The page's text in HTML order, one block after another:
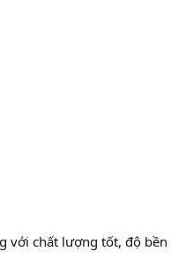
với chất lượng tốt, độ bền